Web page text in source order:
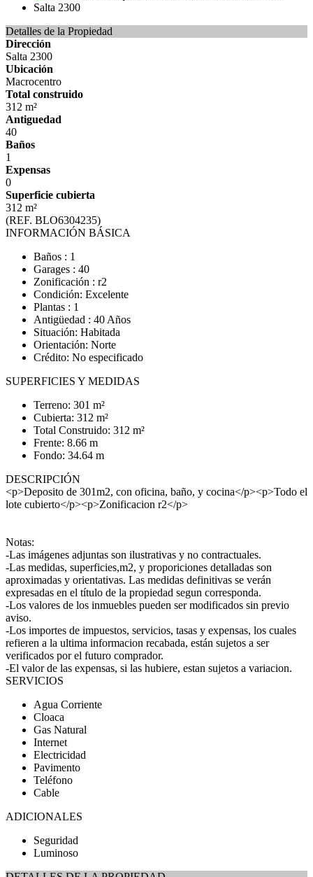
Detalles de la Propiedad
Dirección
Salta 2300
Ubicación
Macrocentro
Total construido
312 m²
Antiguedad
40
Baños
1
Expensas
0
Superficie cubierta
312 m²
(REF. BLO6304235)
INFORMACIÓN BÁSICA
Baños : 1
Garages : 40
Zonificación : r2
Condición: Excelente
Plantas : 1
Antigüedad : 40 Años
Situación: Habitada
Orientación: Norte
Crédito: No especificado
SUPERFICIES Y MEDIDAS
Terreno: 301 m²
Cubierta: 312 m²
Total Construido: 312 m²
Frente: 8.66 m
Fondo: 34.64 m
DESCRIPCIÓN
<p>Deposito de 301m2, con oficina, baño, y cocina</p><p>Todo el
lote cubierto</p><p>Zonificacion r2</p>
Notas:
-Las imágenes adjuntas son ilustrativas y no contractuales.
-Las medidas, superficies,m2, y proporiciones detalladas son
aproximadas y orientativas. Las medidas definitivas se verán
expresadas en el título de la propiedad segun corresponda.
-Los valores de los inmuebles pueden ser modificados sin previo
aviso.
-Los importes de impuestos, servicios, tasas y expensas, los cuales
refieren a la ultima informacion recabada, están sujetos a ser
verificados por el futuro comprador.
-El valor de las expensas, si las hubiere, estan sujetos a variacion.
SERVICIOS
Agua Corriente
Cloaca
Gas Natural
Internet
Electricidad
Pavimento
Teléfono
Cable
ADICIONALES
Seguridad
Luminoso